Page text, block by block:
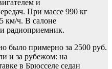
и
При массе 990 кг
км/ч. В салоне
радиоприемник.
было примерно за 2500 руб.
и за рубежом: на
в Брюсселе седан